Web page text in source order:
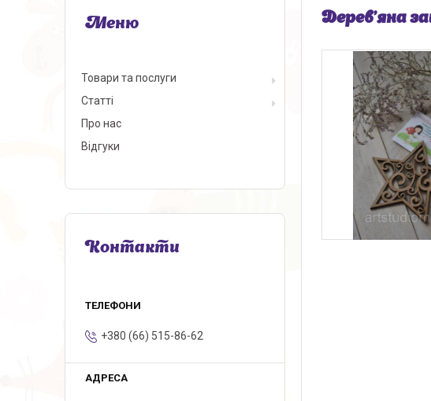
Дерев'яна
Товари та послуги
Статті
Про нас
Відгуки
Контакти
+380 (66) 515-86-62